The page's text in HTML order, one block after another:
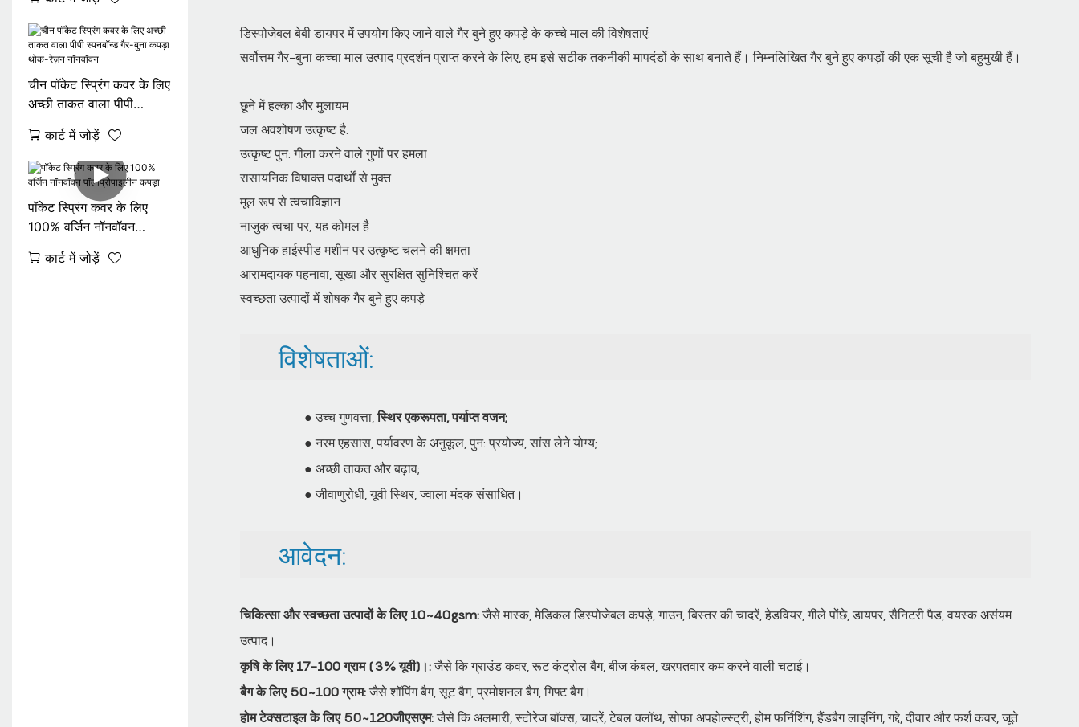
डिस्पोजेबल बेबी डायपर में उपयोग किए जाने वाले गैर बुने हुए कपड़े के कच्चे माल की विशेषताएं:
सर्वोत्तम गैर-बुना कच्चा माल उत्पाद प्रदर्शन प्राप्त करने के लिए, हम इसे सटीक तकनीकी मापदंडों के साथ बनाते हैं। निम्नलिखित गैर बुने हुए कपड़ों की एक सूची है जो बहुमुखी हैं।
छूने में हल्का और मुलायम
जल अवशोषण उत्कृष्ट है.
उत्कृष्ट पुन: गीला करने वाले गुणों पर हमला
रासायनिक विषाक्त पदार्थों से मुक्त
मूल रूप से त्वचाविज्ञान
नाजुक त्वचा पर, यह कोमल है
आधुनिक हाईस्पीड मशीन पर उत्कृष्ट चलने की क्षमता
आरामदायक पहनावा, सूखा और सुरक्षित सुनिश्चित करें
स्वच्छता उत्पादों में शोषक गैर बुने हुए कपड़े
विशेषताओं:
● उच्च गुणवत्ता,स्थिर एकरूपता, पर्याप्त वजन;
● नरम एहसास, पर्यावरण के अनुकूल, पुन: प्रयोज्य, सांस लेने योग्य;
● अच्छी ताकत और बढ़ाव;
● जीवाणुरोधी, यूवी स्थिर, ज्वाला मंदक संसाधित।
आवेदन:
चिकित्सा और स्वच्छता उत्पादों के लिए 10~40gsm:जैसे मास्क, मेडिकल डिस्पोजेबल कपड़े, गाउन, बिस्तर की चादरें, हेडवियर, गीले पोंछे, डायपर, सैनिटरी पैड, वयस्क असंयम
उत्पाद।
कृषि के लिए 17-100 ग्राम (3% यूवी)।:जैसे कि ग्राउंड कवर, रूट कंट्रोल बैग, बीज कंबल, खरपतवार कम करने वाली चटाई।
बैग के लिए 50~100 ग्राम:जैसे शॉपिंग बैग, सूट बैग, प्रमोशनल बैग, गिफ्ट बैग।
होम टेक्सटाइल के लिए 50~120जीएसएम:जैसे कि अलमारी, स्टोरेज बॉक्स, चादरें, टेबल क्लॉथ, सोफा अपहोल्स्ट्री, होम फर्निशिंग, हैंडबैग लाइनिंग, गद्दे, दीवार और फर्श कवर, जूते
चीन पॉकेट स्प्रिंग कवर के लिए
अच्छी ताकत वाला पीपी
रेज़न नॉनवॉवन
कार्ट में जोड़ें
पॉकेट स्प्रिंग कवर के लिए
100% वर्जिन नॉनवॉवन
कार्ट में जोड़ें